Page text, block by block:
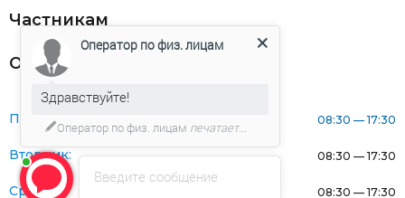
Частникам
Оферта
Понедельник: 08:30 — 17:30
Вторник: 08:30 — 17:30
Среда: 08:30 — 17:30
Введите сообщение
Оператор по физ. лицам
Здравствуйте!
Оператор по физ. лицам печатает...